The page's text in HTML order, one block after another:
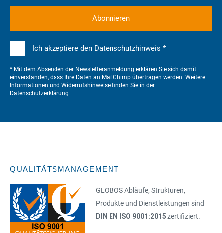
Ich akzeptiere den Datenschutzhinweis *
* Mit dem Absenden der Newsletteranmeldung erklären Sie sich damit
einverstanden, dass Ihre Daten an MailChimp übertragen werden. Weitere
Informationen und Widerrufshinweise finden Sie in der
Datenschutzerklärung
QUALITÄTSMANAGEMENT
GLOBOS Abläufe, Strukturen,
Produkte und Dienstleistungen sind
DIN EN ISO 9001:2015 zertifiziert.